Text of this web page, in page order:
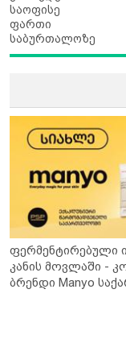
საოფისე
ფართი
საბურთალოზე
ფერმენტირებული
კანის მოვლაში -
ბრენდი Manyo